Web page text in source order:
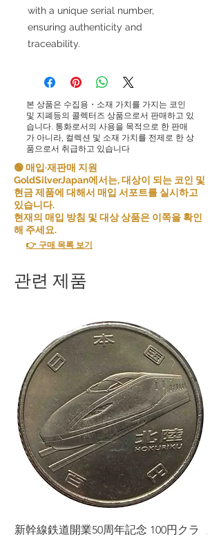
with a unique serial number,
ensuring authenticity and
traceability.
본 상품은 수집용・소재 가치를 가지는 코인
및 지폐등의 콜렉터즈 상품으로서 판매하고 있
습니다. 통화로서의 사용을 목적으로 한 판매
가 아니라, 컬렉션 및 소재 가치를 전제로 한 상
품으로서 취급하고 있습니다
🟢 매입·재판매 지원
GoldSilverJapan에서는, 대상이 되는 코인 및
현금 제품에 대해서 매입 서포트를 실시하고
있습니다.
현재의 매입 방침 및 대상 상품은 이쪽을 확인
해 주세요.
👉 구매 목록 보기
관련 제품
新幹線鉄道開業50周年記念 100円クラ